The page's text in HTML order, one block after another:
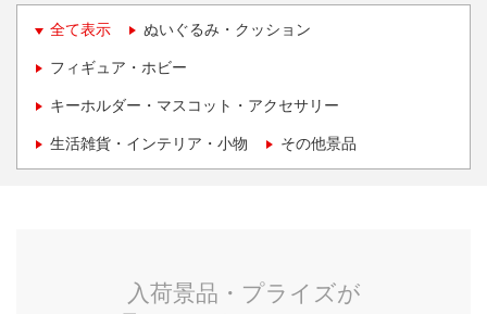
全て表示 ぬいぐるみ・クッション
フィギュア・ホビー
キーホルダー・マスコット・アクセサリー
生活雑貨・インテリア・小物 その他景品